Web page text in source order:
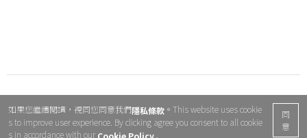
同
意
如果您繼續閱讀，視同您同意我們隱私條款 。This website uses cookie
s to improve user experience. By clicking agree you consent to all cookie
s in accordance with our Cookie Policy.